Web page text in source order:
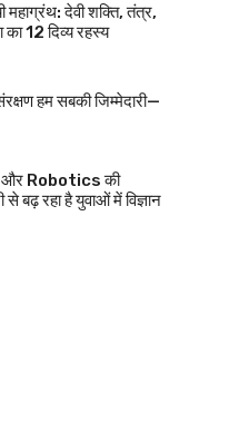
महाग्रंथ: देवी शक्ति, तंत्र,
12 दिव्य रहस्य
हम सबकी जिम्मेदारी—
Robotics की
से बढ़ रहा है युवाओं में विज्ञान